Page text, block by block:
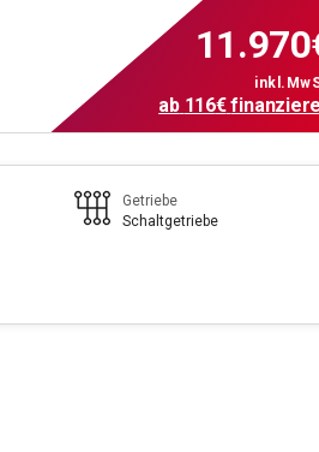
11.970
ab 116€
Getriebe
Schaltgetriebe